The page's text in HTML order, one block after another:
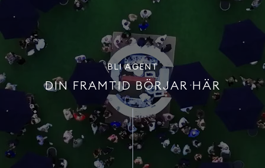
BLI AGENT
DIN FRAMTID BÖRJAR HÄR